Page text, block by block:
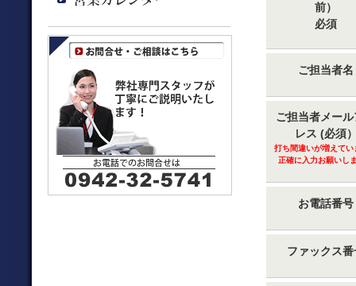
前）
必須
ご担当者名
ご担当者メー
レス (必須
打ち間違いが増えてい
正確に入力お願いし
お電話番号
ファックス番